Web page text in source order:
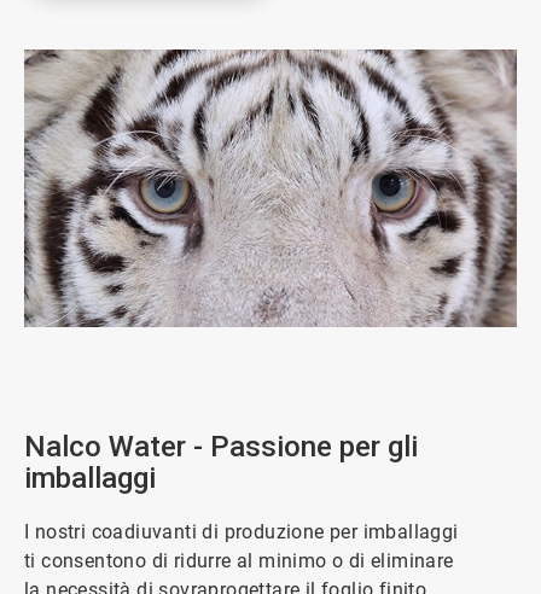
Nalco Water - Passione per gli
imballaggi
I nostri coadiuvanti di produzione per imballaggi
ti consentono di ridurre al minimo o di eliminare